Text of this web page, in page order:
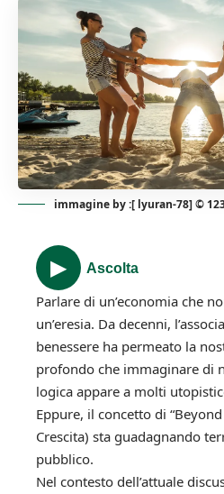
immagine by :[ lyuran-78] ©
Parlare di un’economia che
un’eresia. Da decenni,
benessere ha permeato la
profondo che immaginare di
logica appare a molti
Eppure, il concetto di
Crescita) sta guadagnando
pubblico.
Nel contesto dell’attuale